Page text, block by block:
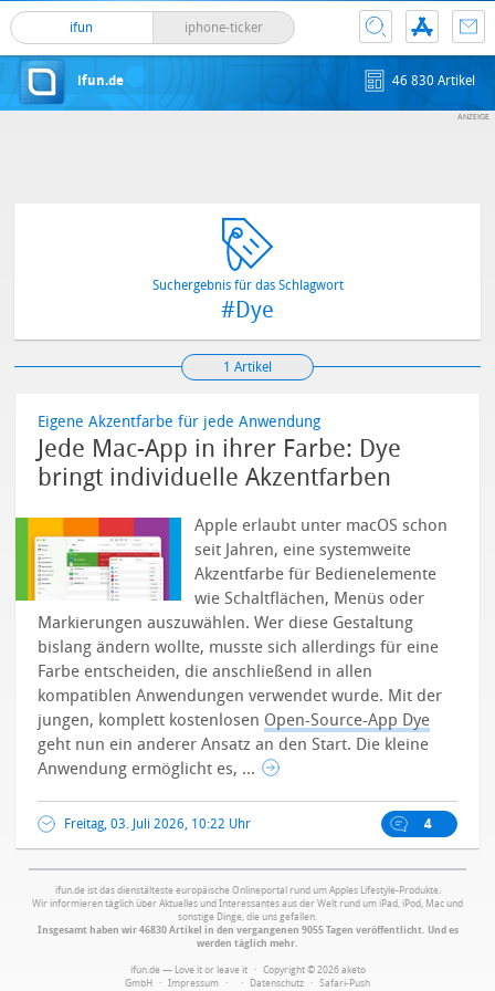
ifun iphone-ticker
ifun.de 46 830 Artikel
Suchergebnis für das Schlagwort
#Dye
1 Artikel
Eigene Akzentfarbe für jede Anwendung
Jede Mac-App in ihrer Farbe: Dye
bringt individuelle Akzentfarben
Apple erlaubt unter macOS schon
seit Jahren, eine systemweite
Akzentfarbe für Bedienelemente
wie Schaltflächen, Menüs oder
Markierungen auszuwählen. Wer diese Gestaltung
bislang ändern wollte, musste sich allerdings für eine
Farbe entscheiden, die anschließend in allen
kompatiblen Anwendungen verwendet wurde. Mit der
jungen, komplett kostenlosen Open-Source-App Dye
geht nun ein anderer Ansatz an den Start. Die kleine
Anwendung ermöglicht es, ...
Freitag, 03. Juli 2026, 10:22 Uhr 4
ifun.de ist das dienstälteste europäische Onlineportal rund um Apples Lifestyle-Produkte.
Wir informieren täglich über Aktuelles und Interessantes aus der Welt rund um iPad, iPod, Mac und
sonstige Dinge, die uns gefallen.
Insgesamt haben wir 46830 Artikel in den vergangenen 9055 Tagen veröffentlicht. Und es
werden täglich mehr.
ifun.de — Love it or leave it · Copyright © 2026 aketo
GmbH · Impressum · · Datenschutz · Safari-Push